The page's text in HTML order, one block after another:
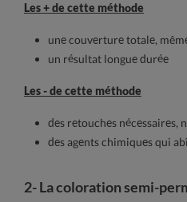
Les + de cette méthode
une couverture totale,
un résultat longue durée
Les - de cette méthode
des retouches nécessaires,
des agents chimiques qui
2- La coloration semi-